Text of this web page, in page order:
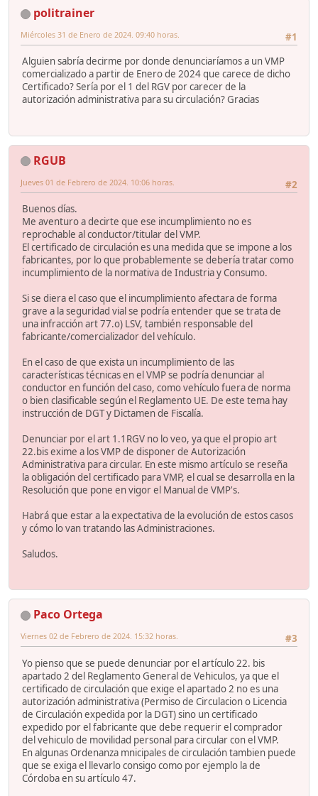
politrainer
#1
Miércoles 31 de Enero de 2024. 09:40 horas.
Alguien sabría decirme por donde denunciaríamos a un VMP
comercializado a partir de Enero de 2024 que carece de dicho
Certificado? Sería por el 1 del RGV por carecer de la
autorización administrativa para su circulación? Gracias
RGUB
#2
Jueves 01 de Febrero de 2024. 10:06 horas.
Buenos días.
Me aventuro a decirte que ese incumplimiento no es
reprochable al conductor/titular del VMP.
El certificado de circulación es una medida que se impone a los
fabricantes, por lo que probablemente se debería tratar como
incumplimiento de la normativa de Industria y Consumo.
Si se diera el caso que el incumplimiento afectara de forma
grave a la seguridad vial se podría entender que se trata de
una infracción art 77.o) LSV, también responsable del
fabricante/comercializador del vehículo.
En el caso de que exista un incumplimiento de las
características técnicas en el VMP se podría denunciar al
conductor en función del caso, como vehículo fuera de norma
o bien clasificable según el Reglamento UE. De este tema hay
instrucción de DGT y Dictamen de Fiscalía.
Denunciar por el art 1.1RGV no lo veo, ya que el propio art
22.bis exime a los VMP de disponer de Autorización
Administrativa para circular. En este mismo artículo se reseña
la obligación del certificado para VMP, el cual se desarrolla en la
Resolución que pone en vigor el Manual de VMP's.
Habrá que estar a la expectativa de la evolución de estos casos
y cómo lo van tratando las Administraciones.
Saludos.
Paco Ortega
#3
Viernes 02 de Febrero de 2024. 15:32 horas.
Yo pienso que se puede denunciar por el artículo 22. bis
apartado 2 del Reglamento General de Vehiculos, ya que el
certificado de circulación que exige el apartado 2 no es una
autorización administrativa (Permiso de Circulacion o Licencia
de Circulación expedida por la DGT) sino un certificado
expedido por el fabricante que debe requerir el comprador
del vehiculo de movilidad personal para circular con el VMP.
En algunas Ordenanza mnicipales de circulación tambien puede
que se exiga el llevarlo consigo como por ejemplo la de
Córdoba en su artículo 47.